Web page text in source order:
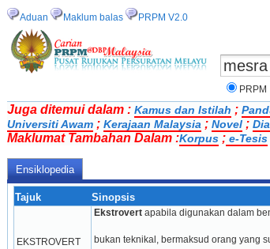
Aduan Maklum balas PRPM V2.0
PRPM
Juga ditemui dalam : Kamus dan Istilah ;
Universiti Awam ; Kerajaan Malaysia ; Novel ;
Maklumat Tambahan Dalam :Korpus ; e-Tesis
Ensiklopedia
Tajuk Sinopsis
EKSTROVERT
Ekstrovert apabila digunakan dalam
bukan teknikal, bermaksud orang yang